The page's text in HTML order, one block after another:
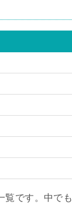
覧です。中でも